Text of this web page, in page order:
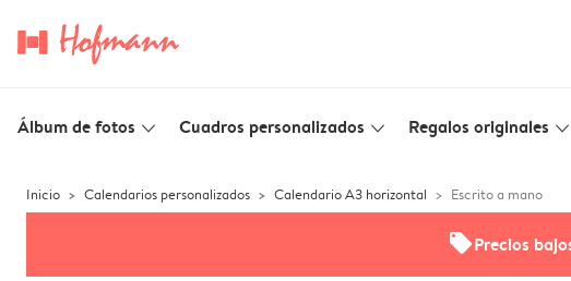
Álbum de fotos slim_arrow_down Cuadros personalizados slim_arrow_down Regalos originales slim_arrow_down
Inicio Calendarios personalizados Calendario A3 horizontal Escrito a mano
offersPrecios